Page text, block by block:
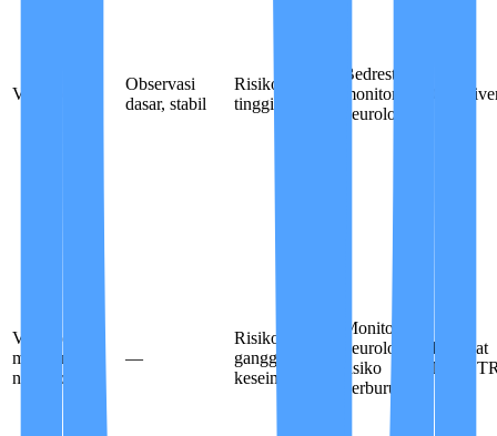
Vertigo
Observasi
dasar, stabil
Risiko jatuh
tinggi
Bedrest /
monitoring
neurologis
Vertigo +
monitoring
neurologis
—
Risiko jatuh +
gangguan
keseimbangan
Monitoring
neurologis /
risiko
perburukan
Perawat
Non